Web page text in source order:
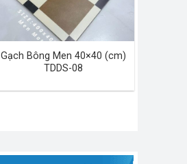
Gạch Bông Men 40×40 (cm)
TDDS-08